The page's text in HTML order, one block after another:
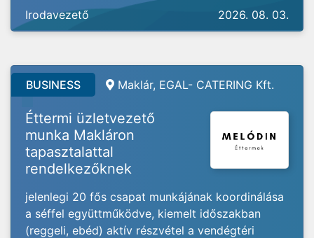
Irodavezető 2026. 08. 03.
BUSINESS Maklár, EGAL- CATERING Kft.
Éttermi üzletvezető
munka Makláron
tapasztalattal
rendelkezőknek
jelenlegi 20 fős csapat munkájának koordinálása
a séffel együttműködve, kiemelt időszakban
(reggeli, ebéd) aktív részvétel a vendégtéri